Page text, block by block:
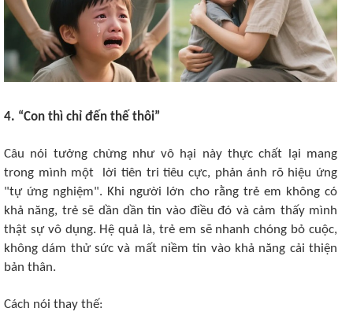
4. “Con thì chỉ đến thế thôi”
Câu nói tưởng chừng như vô hại này thực chất lại mang
trong mình một lời tiên tri tiêu cực, phản ánh rõ hiệu ứng
"tự ứng nghiệm". Khi người lớn cho rằng trẻ em không có
khả năng, trẻ sẽ dần dần tin vào điều đó và cảm thấy mình
thật sự vô dụng. Hệ quả là, trẻ em sẽ nhanh chóng bỏ cuộc,
không dám thử sức và mất niềm tin vào khả năng cải thiện
bản thân.
Cách nói thay thế: